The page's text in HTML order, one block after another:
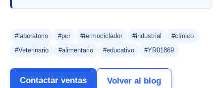
#laboratorio #pcr #termociclador #industrial
#clínico
#Veterinario
#alimentario #educativo #YR01869
Contactar ventas Volver al blog